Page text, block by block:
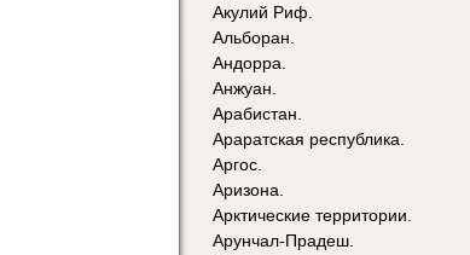
Акулий Риф.
Альборан.
Андорра.
Анжуан.
Арабистан.
Араратская республика.
Аргос.
Аризона.
Арктические территории.
Арунчал-Прадеш.